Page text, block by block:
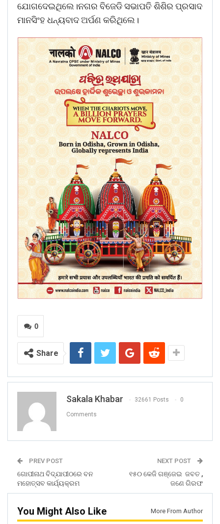
ଯୋଗଦେଇଥିଲେ।ନଗର ବିଜେଡି ସଭାପତି ଶିଶିର ପ୍ରସାଦ
ମାନସିଂହ ଧନ୍ୟବାଦ ଅର୍ପଣ କରିଥିଲେ।
0
Share
Sakala Khabar 32661 Posts 0
Comments
PREV POST
ଗୋପୀନାଥ ବିଦ୍ଯାପୀଠରେ ବନ
ମହୋତ୍ସବ କାର୍ଯ୍ୟକ୍ରମ
NEXT POST
୧୫୦ କେଜି ଗଞ୍ଜେଇ ଜବତ ,
ଜଣେ ଗିରଫ
You Might Also Like More From Author